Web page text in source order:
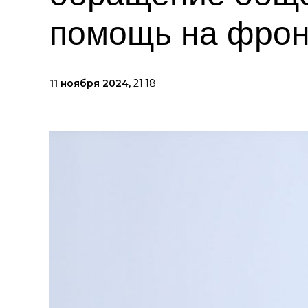
помощь на
11 ноября 2024, 21:18